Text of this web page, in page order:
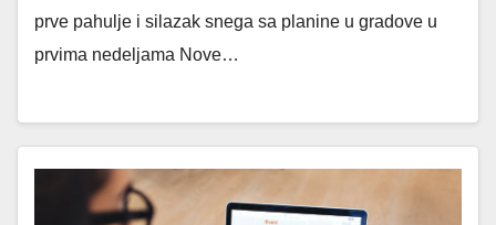
prve pahulje i silazak snega sa planine u gradove u
prvima nedeljama Nove…